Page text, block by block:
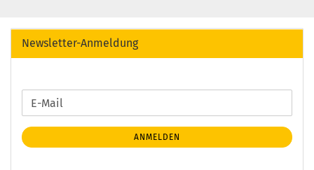
Newsletter-Anmeldung
WEITER
ZUR
NEWSLETTER-
ANMELDUNG
E-
Mail
ANMELDEN